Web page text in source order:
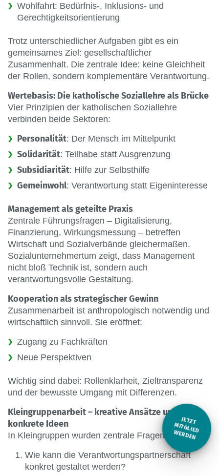
JETZT
M
ITGLIED W
ERDEN
Wohlfahrt: Bedürfnis-, Inklusions- und
Gerechtigkeitsorientierung
Trotz unterschiedlicher Aufgaben gibt es ein
gemeinsames Ziel: gesellschaftlicher
Zusammenhalt. Die zentrale Idee: keine Gleichheit
der Rollen, sondern komplementäre Verantwortung.
Wertebasis: Die katholische Soziallehre als Brücke
Vier Prinzipien der katholischen Soziallehre
verbinden beide Sektoren:
Personalität: Der Mensch im Mittelpunkt
Solidarität: Teilhabe statt Ausgrenzung
Subsidiarität: Hilfe zur Selbsthilfe
Gemeinwohl: Verantwortung statt Eigeninteresse
Management als geteilte Praxis
Zentrale Führungsfragen – Digitalisierung,
Finanzierung, Wirkungsmessung – betreffen
Wirtschaft und Sozialverbände gleichermaßen.
Sozialunternehmertum zeigt, dass Management
nicht bloß Technik ist, sondern auch
verantwortungsvolle Gestaltung.
Kooperation als strategischer Gewinn
Zusammenarbeit ist anthropologisch notwendig und
wirtschaftlich sinnvoll. Sie eröffnet:
Zugang zu Fachkräften
Neue Perspektiven
Wichtig sind dabei: Rollenklarheit, Zieltransparenz
und der bewusste Umgang mit Differenzen.
Kleingruppenarbeit – kreative Ansätze und
konkrete Ideen
In Kleingruppen wurden zentrale Fragen diskutiert:
Wie kann die Verantwortungspartnerschaft
konkret gestaltet werden?